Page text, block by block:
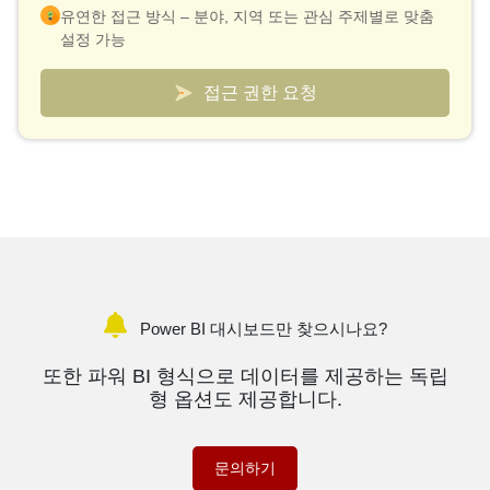
유연한 접근 방식 – 분야, 지역 또는 관심 주제별로 맞춤
설정 가능
스마트한 가격 책정 모델 – 보고서당 최저 10달러의 실효
검증 및 신속한 설명을 위해 분석가와의 연결 기능이 포함
되어 있습니다
접근 권한 요청
Power BI 대시보드만 찾으시나요?
또한 파워 BI 형식으로 데이터를 제공하는 독립
형 옵션도 제공합니다.
문의하기